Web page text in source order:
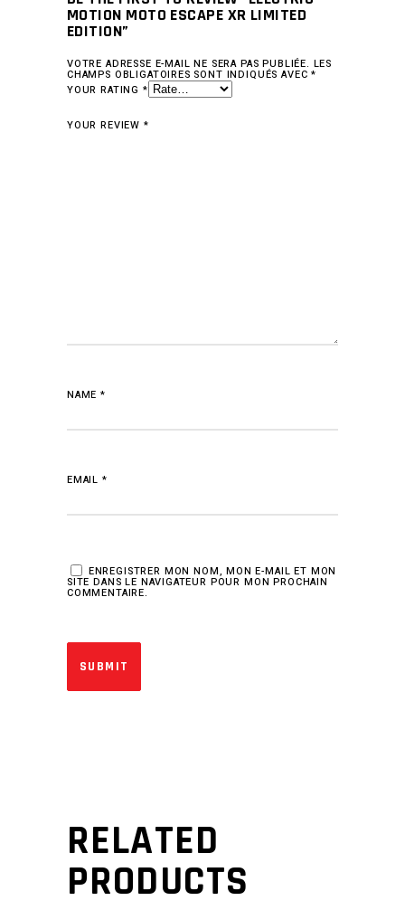
MOTION MOTO ESCAPE XR LIMITED
EDITION”
VOTRE ADRESSE E-MAIL NE SERA PAS PUBLIÉE. LES
CHAMPS OBLIGATOIRES SONT INDIQUÉS AVEC*
YOUR RATING *
YOUR REVIEW *
NAME*
EMAIL *
ENREGISTRER MON NOM, MON E-MAIL ET MON
SITE DANS LE NAVIGATEUR POUR MON PROCHAIN
COMMENTAIRE.
RELATED
PRODUCTS